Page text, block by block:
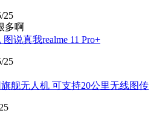
25
多啊
说真我realme 11 Pro+
25
舰无人机 可支持20公里无线图传